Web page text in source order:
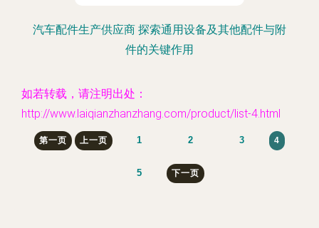
汽车配件生产供应商 探索通用设备及其他配件与附
件的关键作用
如若转载，请注明出处：
http://www.laiqianzhanzhang.com/product/list-4.html
第一页 上一页 1 2 3 4
5 下一页